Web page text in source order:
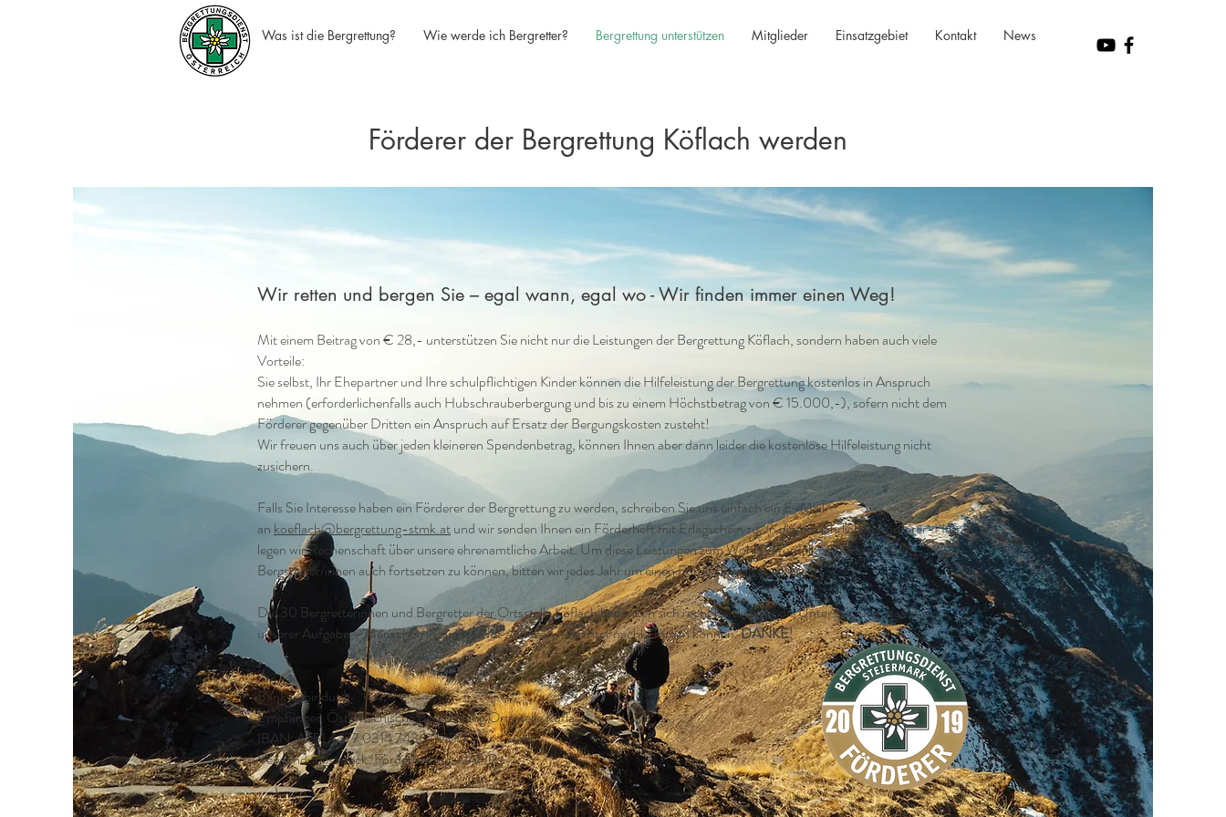
Was ist die Bergrettung? Wie werde ich Bergretter? Bergrettung unterstützen Mitglieder Einsatzgebiet Kontakt News
Förderer der Bergrettung Köflach werden
Wir retten und bergen Sie – egal wann, egal wo - Wir finden immer einen Weg!
Mit einem Beitrag von € 28,- unterstützen Sie nicht nur die Leistungen der Bergrettung Köflach, sondern haben auch viele
Vorteile:
Sie selbst, Ihr Ehepartner und Ihre schulpflichtigen Kinder können die Hilfeleistung der Bergrettung kostenlos in Anspruch
nehmen (erforderlichenfalls auch Hubschrauberbergung und bis zu einem Höchstbetrag von € 15.000,-), sofern nicht dem
Förderer gegenüber Dritten ein Anspruch auf Ersatz der Bergungskosten zusteht!
Wir freuen uns auch über jeden kleineren Spendenbetrag, können Ihnen aber dann leider die kostenlose Hilfeleistung nicht
zusichern.
Falls Sie Interesse haben ein Förderer der Bergrettung zu werden, schreiben Sie uns einfach ein E-Mail
an koeflach@bergrettung-stmk.atund wir senden Ihnen ein Förderheft mit Erlagschein zu. In diesem jährlichen Förderer-Heft
legen wir Rechenschaft über unsere ehrenamtliche Arbeit. Um diese Leistungen zum Wohle verunfallter Wanderer und
Bergsteiger/innen auch fortsetzen zu können, bitten wir jedes Jahr um einen Förderbeitrag.
Die 30 Bergretterinnen und Bergretter der Ortsstelle Köflach bedanken sich recht herzlich für die Unterstützung, damit wir
unserer Aufgabe – Menschen in alpiner Not zu helfen – leichter nachkommen können.DANKE!
Bankverbindung
Empfänger: Österreichische Bergrettung Ortsstelle Köflach
IBAN: AT51 4477 0314 7436 0000
Verwendungszweck: Förderbeitrag –JAHR-